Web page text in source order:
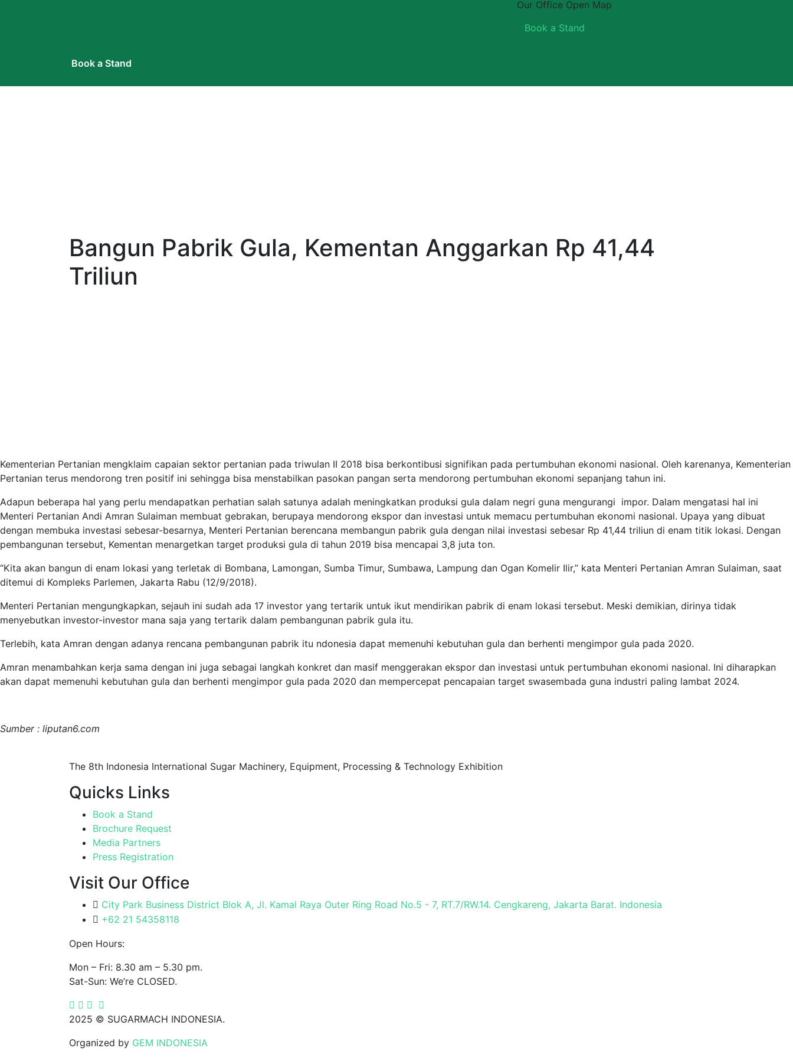
Our Office Open Map
Book a Stand
Book a Stand
Bangun Pabrik Gula, Kementan Anggarkan Rp 41,44
Triliun
Kementerian Pertanian mengklaim capaian sektor pertanian pada triwulan II 2018 bisa berkontibusi signifikan pada pertumbuhan ekonomi nasional. Oleh karenanya, Kementerian
Pertanian terus mendorong tren positif ini sehingga bisa menstabilkan pasokan pangan serta mendorong pertumbuhan ekonomi sepanjang tahun ini.
Adapun beberapa hal yang perlu mendapatkan perhatian salah satunya adalah meningkatkan produksi gula dalam negri guna mengurangi impor. Dalam mengatasi hal ini
Menteri Pertanian Andi Amran Sulaiman membuat gebrakan, berupaya mendorong ekspor dan investasi untuk memacu pertumbuhan ekonomi nasional. Upaya yang dibuat
dengan membuka investasi sebesar-besarnya, Menteri Pertanian berencana membangun pabrik gula dengan nilai investasi sebesar Rp 41,44 triliun di enam titik lokasi. Dengan
pembangunan tersebut, Kementan menargetkan target produksi gula di tahun 2019 bisa mencapai 3,8 juta ton.
“Kita akan bangun di enam lokasi yang terletak di Bombana, Lamongan, Sumba Timur, Sumbawa, Lampung dan Ogan Komelir Ilir,” kata Menteri Pertanian Amran Sulaiman, saat
ditemui di Kompleks Parlemen, Jakarta Rabu (12/9/2018).
Menteri Pertanian mengungkapkan, sejauh ini sudah ada 17 investor yang tertarik untuk ikut mendirikan pabrik di enam lokasi tersebut. Meski demikian, dirinya tidak
menyebutkan investor-investor mana saja yang tertarik dalam pembangunan pabrik gula itu.
Terlebih, kata Amran dengan adanya rencana pembangunan pabrik itu ndonesia dapat memenuhi kebutuhan gula dan berhenti mengimpor gula pada 2020.
Amran menambahkan kerja sama dengan ini juga sebagai langkah konkret dan masif menggerakan ekspor dan investasi untuk pertumbuhan ekonomi nasional. Ini diharapkan
akan dapat memenuhi kebutuhan gula dan berhenti mengimpor gula pada 2020 dan mempercepat pencapaian target swasembada guna industri paling lambat 2024.
Sumber : liputan6.com
The 8th Indonesia International Sugar Machinery, Equipment, Processing & Technology Exhibition
Quicks Links
Book a Stand
Brochure Request
Media Partners
Press Registration
Visit Our Office
City Park Business District Blok A, Jl. Kamal Raya Outer Ring Road No.5 - 7, RT.7/RW.14. Cengkareng, Jakarta Barat. Indonesia
+62 21 54358118
Open Hours:
Mon – Fri: 8.30 am – 5.30 pm.
Sat-Sun: We’re CLOSED.
2025 © SUGARMACH INDONESIA.
Organized by GEM INDONESIA